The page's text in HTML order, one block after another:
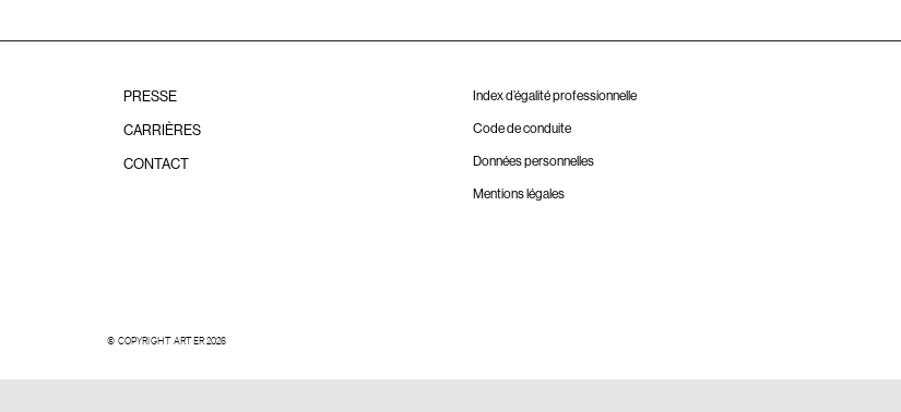
PRESSE
CARRIÈRES
CONTACT
Index d’égalité professionnelle
Code de conduite
Données personnelles
Mentions légales
© COPYRIGHT ARTER 2026